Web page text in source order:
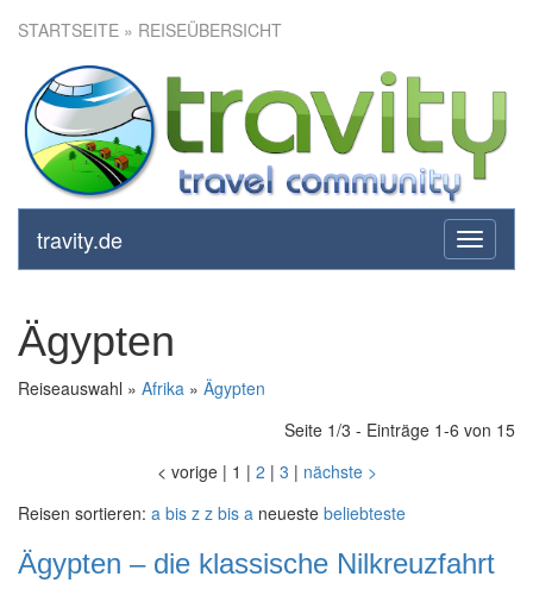
STARTSEITE » REISEÜBERSICHT
toggle
travity.de
Ägypten
Reiseauswahl » Afrika » Ägypten
Seite 1/3 - Einträge 1-6 von 15
< vorige | 1 | 2 | 3 | nächste >
Reisen sortieren: a bis z z bis a neueste beliebteste
Ägypten – die klassische Nilkreuzfahrt